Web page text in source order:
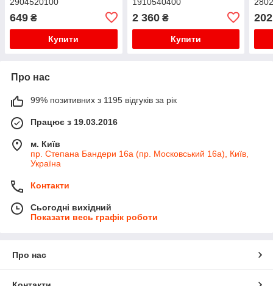
649 ₴
Купити
2 360₴
Купити
202
Про нас
99% позитивних з 1195 відгуків за рік
Працює з 19.03.2016
м. Київ
пр. Степана Бандери 16а (пр. Московський 16а), Київ,
Україна
Контакти
Сьогодні вихідний
Показати весь графік роботи
Про нас